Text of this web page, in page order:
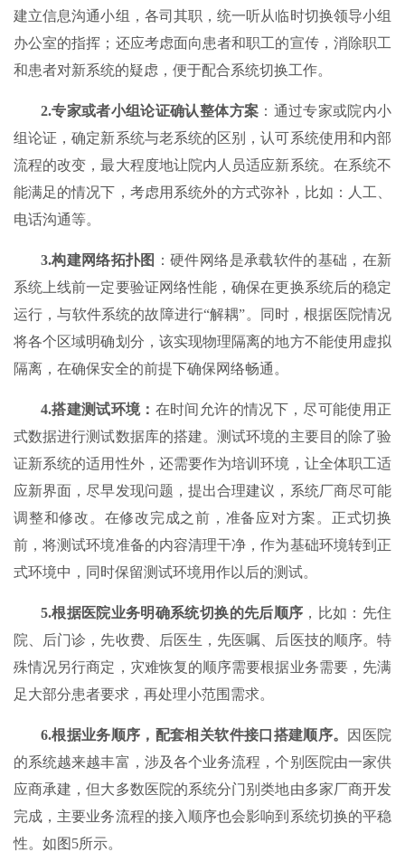
建立信息沟通小组，各司其职，统一听从临时切换领导小组
办公室的指挥；还应考虑面向患者和职工的宣传，消除职工
和患者对新系统的疑虑，便于配合系统切换工作。
2.专家或者小组论证确认整体方案 ：通过专家或院内小
组论证，确定新系统与老系统的区别，认可系统使用和内部
流程的改变，最大程度地让院内人员适应新系统。在系统不
能满足的情况下，考虑用系统外的方式弥补，比如：人工、
电话沟通等。
3.构建网络拓扑图 ：硬件网络是承载软件的基础，在新
系统上线前一定要验证网络性能，确保在更换系统后的稳定
运行，与软件系统的故障进行“解耦”。同时，根据医院情况
将各个区域明确划分，该实现物理隔离的地方不能使用虚拟
隔离，在确保安全的前提下确保网络畅通。
4.搭建测试环境： 在时间允许的情况下，尽可能使用正
式数据进行测试数据库的搭建。测试环境的主要目的除了验
证新系统的适用性外，还需要作为培训环境，让全体职工适
应新界面，尽早发现问题，提出合理建议，系统厂商尽可能
调整和修改。在修改完成之前，准备应对方案。正式切换
前，将测试环境准备的内容清理干净，作为基础环境转到正
式环境中，同时保留测试环境用作以后的测试。
5.根据医院业务明确系统切换的先后顺序 ，比如：先住
院、后门诊，先收费、后医生，先医嘱、后医技的顺序。特
殊情况另行商定，灾难恢复的顺序需要根据业务需要，先满
足大部分患者要求，再处理小范围需求。
6.根据业务顺序，配套相关软件接口搭建顺序。 因医院
的系统越来越丰富，涉及各个业务流程，个别医院由一家供
应商承建，但大多数医院的系统分门别类地由多家厂商开发
完成，主要业务流程的接入顺序也会影响到系统切换的平稳
性。如图5所示。